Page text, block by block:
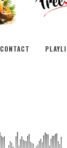
CONTACT